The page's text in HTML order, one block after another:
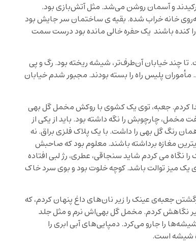
و آسمان روشن می‌شد. مثل آتش‌بازی بود.
خانه خراب شده. بقیه ی ساختمان سر جایش بود
کنده باشند یک حفره خالی مانده بود درست سمت
تا چند خیابان آن‌طرف‌تر، شیشه‌ ریخته بود. رگ و پی
پلیس راه را بسته بودند. مجبور شدم خیابان
کردم. جعبه، توی یک کشوی با روکش مخمل گل بهی
چارچوبش را نگه داشته بود. باید از یکی از
رنگ گل بهی را داشت. با یک پلاک فلزی براق. نه
مغازه برداشته باشند. معلوم بود که صاحبش
نگاه می کردم شاید سنجاقی، عطری، رژ لبی افتاده
میز توالت باشد. کوچه خلوت بود و بوی سرد خاک
جعبه‌ی عینک را زیر نان‌های داغ پنهان کردم، که
نگاهش کردم. مخمل گل بهی‌اش نرم و مثل جلد
را جارو می‌کرد. دمپایی‌های آبی ابری را
شیشه است.